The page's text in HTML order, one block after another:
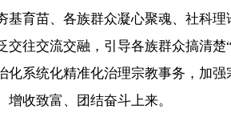
基育苗、各族群众凝心聚魂、社科
交往交流交融，引导各族群众搞清
化系统化精准化治理宗教事务，加
收致富、团结奋斗上来。